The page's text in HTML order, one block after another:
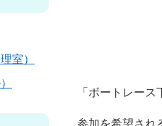
「ボートレー
参加を希望され
室）